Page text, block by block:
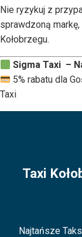
Nie ryzykuj z
sprawdzoną
Kołobrzegu.
Sigma Taxi –
5% rabatu dla
Taxi
Taxi
Najtańsze